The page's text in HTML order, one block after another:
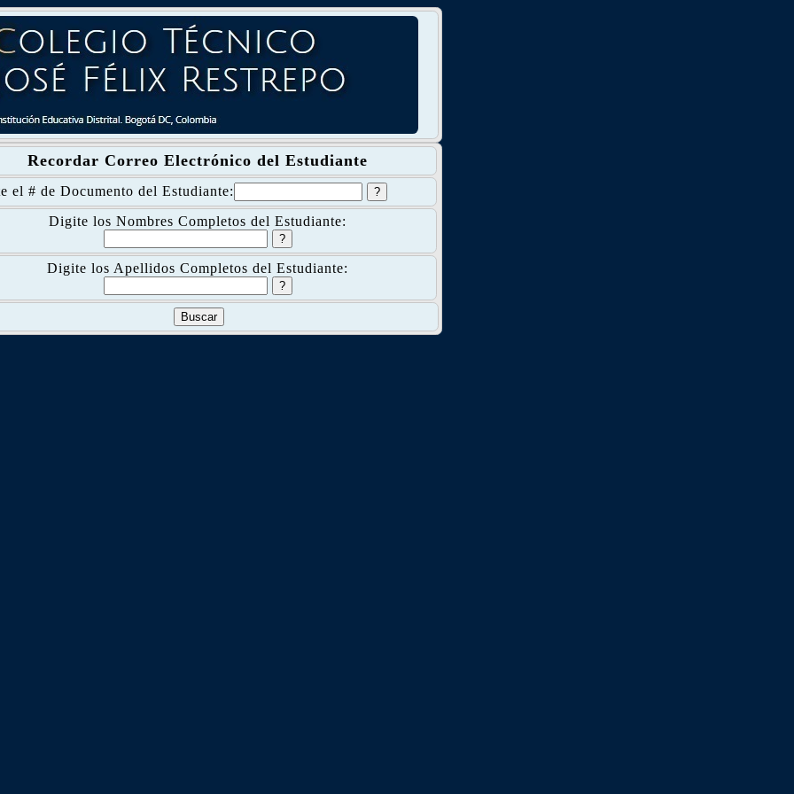
Recordar Correo Electrónico del Estudiante
el # de Documento del Estudiante:
Digite los Nombres Completos del Estudiante:
Digite los Apellidos Completos del Estudiante: